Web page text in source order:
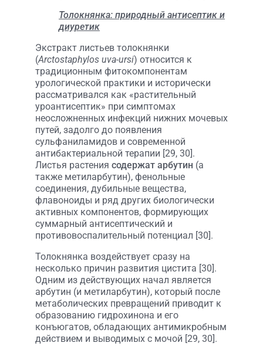
Толокнянка: природный антисептик и
диуретик
Экстракт листьев толокнянки
(Arctostaphylos uva-ursi) относится к
традиционным фитокомпонентам
урологической практики и исторически
рассматривался как «растительный
уроантисептик» при симптомах
неосложненных инфекций нижних мочевых
путей, задолго до появления
сульфаниламидов и современной
антибактериальной терапии [29, 30].
Листья растения содержат арбутин (а
также метиларбутин), фенольные
соединения, дубильные вещества,
флавоноиды и ряд других биологически
активных компонентов, формирующих
суммарный антисептический и
противовоспалительный потенциал [30].
Толокнянка воздействует сразу на
несколько причин развития цистита [30].
Одним из действующих начал является
арбутин (и метиларбутин), который после
метаболических превращений приводит к
образованию гидрохинона и его
конъюгатов, обладающих антимикробным
действием и выводимых с мочой [29, 30].